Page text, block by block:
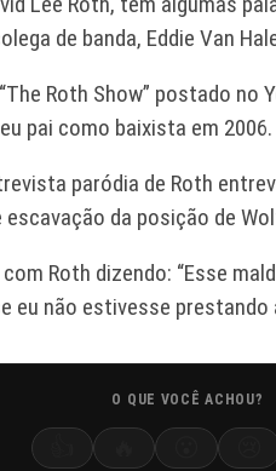
de banda, Eddie Van
Roth Show” postado no
pai como baixista em 2006.
paródia de Roth
da posição de
Roth dizendo: “Esse
eu não estivesse
O QUE VOCÊ ACHOU?
CANADENSE